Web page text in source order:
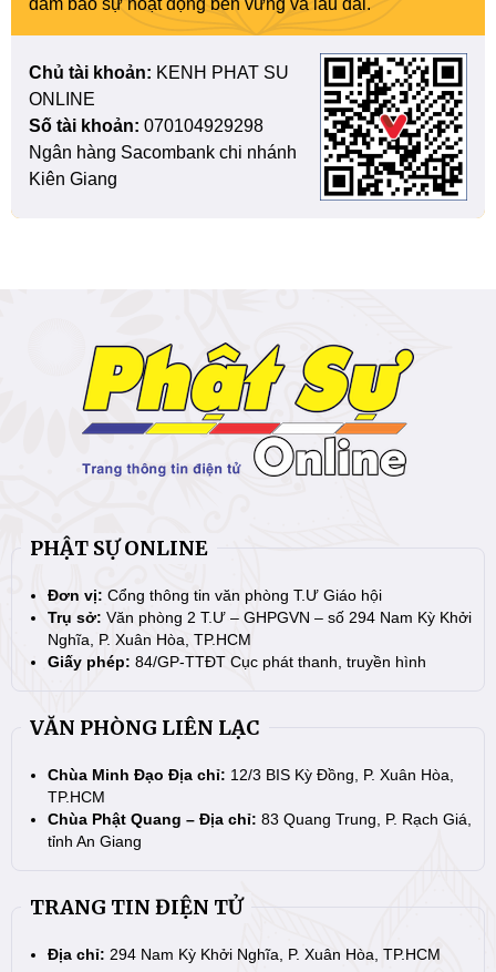
đảm bảo sự hoạt động bền vững và lâu dài.
Chủ tài khoản: KENH PHAT SU
ONLINE
Số tài khoản: 070104929298
Ngân hàng Sacombank chi nhánh
Kiên Giang
PHẬT SỰ ONLINE
Đơn vị: Cổng thông tin văn phòng T.Ư Giáo hội
Trụ sở: Văn phòng 2 T.Ư – GHPGVN – số 294 Nam Kỳ Khởi
Nghĩa, P. Xuân Hòa, TP.HCM
Giấy phép: 84/GP-TTĐT Cục phát thanh, truyền hình
VĂN PHÒNG LIÊN LẠC
Chùa Minh Đạo Địa chỉ: 12/3 BIS Kỳ Đồng, P. Xuân Hòa,
TP.HCM
Chùa Phật Quang – Địa chỉ: 83 Quang Trung, P. Rạch Giá,
tỉnh An Giang
TRANG TIN ĐIỆN TỬ
Địa chỉ: 294 Nam Kỳ Khởi Nghĩa, P. Xuân Hòa, TP.HCM